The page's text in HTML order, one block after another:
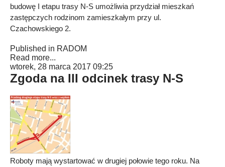
budowę I etapu trasy N-S umożliwia przydział mieszkań
zastępczych rodzinom zamieszkałym przy ul.
Czachowskiego 2.
Published in RADOM
Read more...
wtorek, 28 marca 2017 09:25
Zgoda na III odcinek trasy N-S
Roboty mają wystartować w drugiej połowie tego roku. Na